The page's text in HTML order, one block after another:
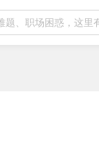
方网站